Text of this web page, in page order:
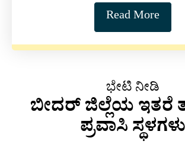
Read More
ಭೇಟಿ ನೀಡಿ
ಬೀದರ್ ಜಿಲ್ಲೆಯ ಇತರೆ
ಪ್ರವಾಸಿ ಸ್ಥಳಗಳು